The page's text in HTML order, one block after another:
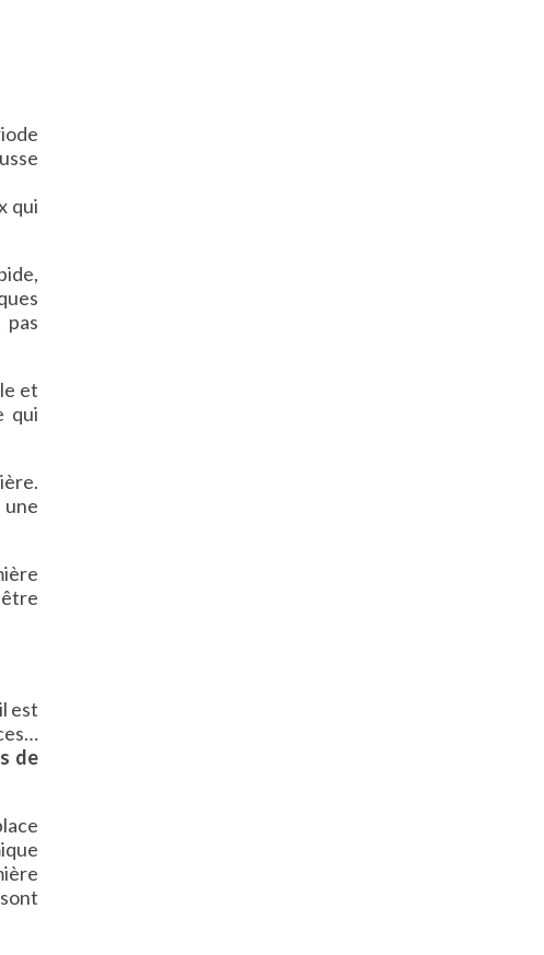
qui
pas
et
qui
est
de